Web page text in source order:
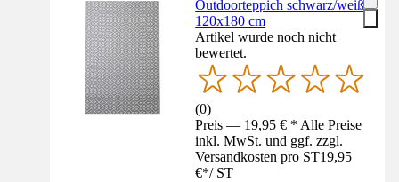
Outdoorteppich schwarz/weiß
120x180 cm
Artikel wurde noch nicht
bewertet.
(0)
Preis — 19,95 € * Alle Preise
inkl. MwSt. und ggf. zzgl.
Versandkosten pro ST19,95
€*/ ST